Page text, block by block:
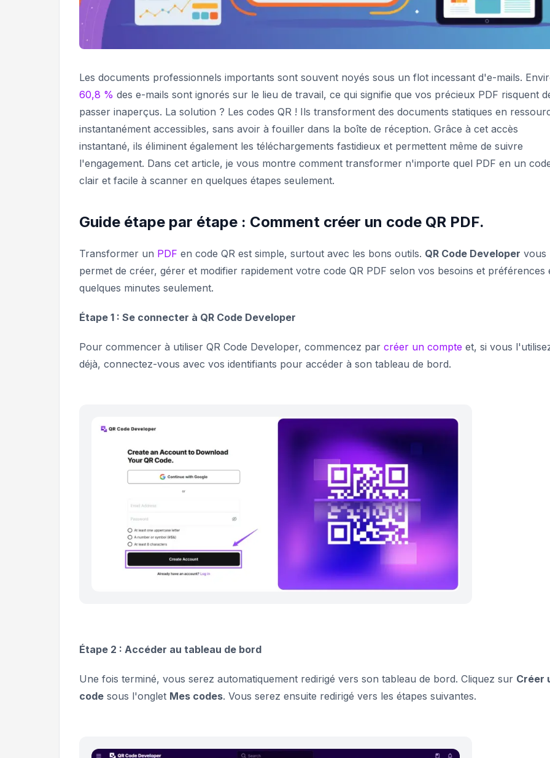
Les documents professionnels importants sont souvent noyés sous un flot incessant d'e-mails.
60,8 % des e-mails sont ignorés sur le lieu de travail, ce qui signifie que vos précieux PDF risquent
passer inaperçus. La solution ? Les codes QR ! Ils transforment des documents statiques en
instantanément accessibles, sans avoir à fouiller dans la boîte de réception. Grâce à cet accès
instantané, ils éliminent également les téléchargements fastidieux et permettent même de suivre
l'engagement. Dans cet article, je vous montre comment transformer n'importe quel PDF en un
clair et facile à scanner en quelques étapes seulement.
Guide étape par étape : Comment créer un code QR PDF.
Transformer un PDF en code QR est simple, surtout avec les bons outils. QR Code Developer vous
permet de créer, gérer et modifier rapidement votre code QR PDF selon vos besoins et préférences
quelques minutes seulement.
Étape 1 : Se connecter à QR Code Developer
Pour commencer à utiliser QR Code Developer, commencez par créer un compte et, si vous
déjà, connectez-vous avec vos identifiants pour accéder à son tableau de bord.
Étape 2 : Accéder au tableau de bord
Une fois terminé, vous serez automatiquement redirigé vers son tableau de bord. Cliquez sur Créer
code sous l'onglet Mes codes. Vous serez ensuite redirigé vers les étapes suivantes.